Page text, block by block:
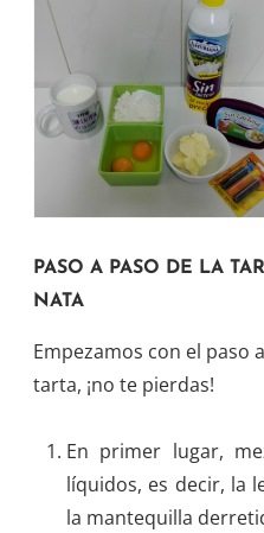
PASO A PASO DE LA
NATA
Empezamos con el paso
tarta, ¡no te pierdas!
En primer lugar,
líquidos, es decir, la
la